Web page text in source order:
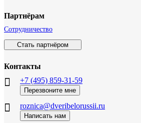
Партнёрам
Сотрудничество
Стать партнёром
Контакты
+7 (495) 859-31-59
Перезвоните мне
roznica@dveribelorussii.ru
Написать нам